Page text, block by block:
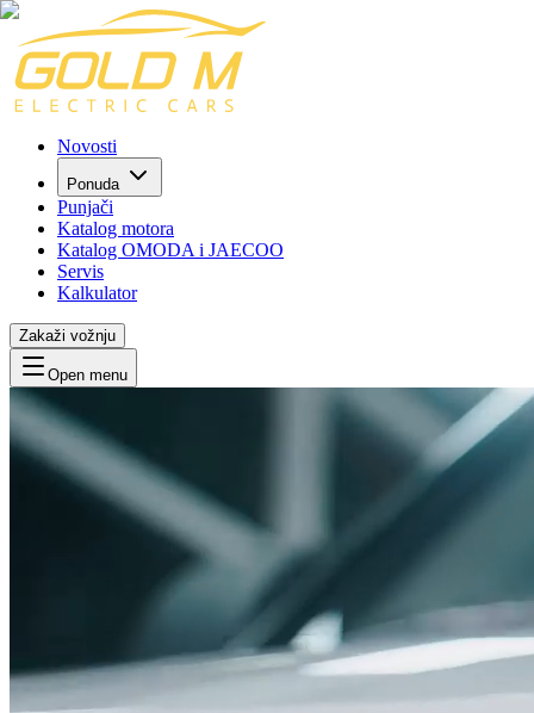
Novosti
Ponuda
Punjači
Katalog motora
Katalog OMODA i JAECOO
Servis
Kalkulator
Zakaži vožnju
Open menu